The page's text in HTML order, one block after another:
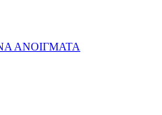
ΑΝΟΙΓΜΑΤΑ